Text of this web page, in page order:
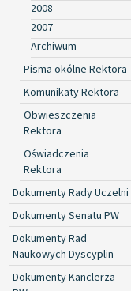
2008
2007
Archiwum
Pisma okólne Rektora
Komunikaty Rektora
Obwieszczenia
Rektora
Oświadczenia
Rektora
Dokumenty Rady Uczelni
Dokumenty Senatu PW
Dokumenty Rad
Naukowych Dyscyplin
Dokumenty Kanclerza